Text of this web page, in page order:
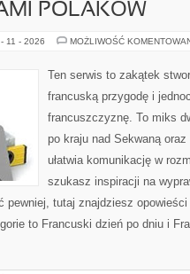
POLAKÓW
11 - 2026 MOŻLIWOŚĆ
Ten serwis to zakątek
francuską przygodę i
francuszczyznę. To miks
po kraju nad Sekwaną
ułatwia komunikację w
szukasz inspiracji na
pewniej, tutaj znajdziesz opowieści
to Francuski dzień po dniu i